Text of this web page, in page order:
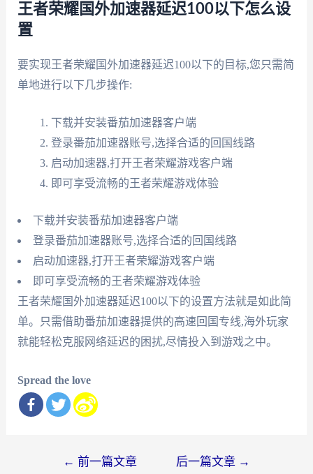
王者荣耀国外加速器延迟100以下怎么设
置
要实现王者荣耀国外加速器延迟100以下的目标,您只需简
单地进行以下几步操作:
下载并安装番茄加速器客户端
登录番茄加速器账号,选择合适的回国线路
启动加速器,打开王者荣耀游戏客户端
即可享受流畅的王者荣耀游戏体验
下载并安装番茄加速器客户端
登录番茄加速器账号,选择合适的回国线路
启动加速器,打开王者荣耀游戏客户端
即可享受流畅的王者荣耀游戏体验
王者荣耀国外加速器延迟100以下的设置方法就是如此简
单。只需借助番茄加速器提供的高速回国专线,海外玩家
就能轻松克服网络延迟的困扰,尽情投入到游戏之中。
Spread the love
← 前一篇文章 后一篇文章 →